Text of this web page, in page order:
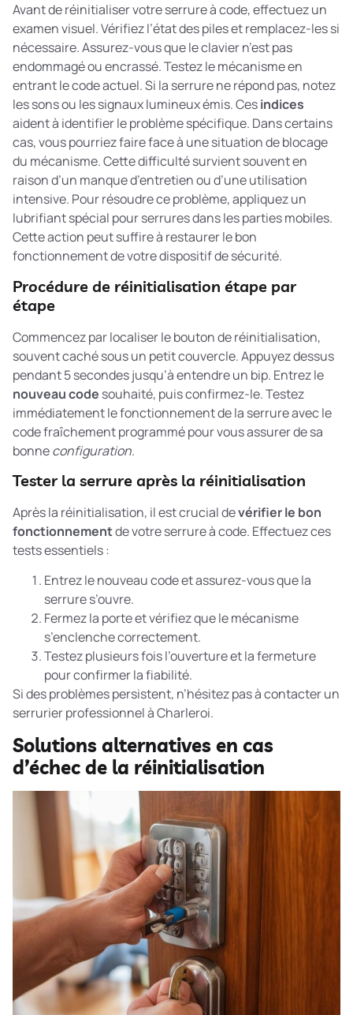
Avant de réinitialiser votre serrure à code, effectuez un
examen visuel. Vérifiez l’état des piles et remplacez-les si
nécessaire. Assurez-vous que le clavier n’est pas
endommagé ou encrassé. Testez le mécanisme en
entrant le code actuel. Si la serrure ne répond pas, notez
les sons ou les signaux lumineux émis. Cesindices
aident à identifier le problème spécifique. Dans certains
cas, vous pourriez faire face à une situation deblocage
du mécanisme. Cette difficulté survient souvent en
raison d’un manque d’entretien ou d’une utilisation
intensive. Pour résoudre ce problème, appliquez un
lubrifiant spécial pour serrures dans les parties mobiles.
Cette action peut suffire à restaurer le bon
fonctionnement de votre dispositif de sécurité.
Procédure de réinitialisation étape par
étape
Commencez par localiser le bouton de réinitialisation,
souvent caché sous un petit couvercle. Appuyez dessus
pendant 5 secondes jusqu’à entendre un bip. Entrez le
nouveau code souhaité, puis confirmez-le. Testez
immédiatement le fonctionnement de la serrure avec le
code fraîchement programmé pour vous assurer de sa
bonneconfiguration.
Tester la serrure après la réinitialisation
Après la réinitialisation, il est crucial devérifier le bon
fonctionnementde votre serrure à code. Effectuez ces
tests essentiels :
Entrez le nouveau code et assurez-vous que la
serrure s’ouvre.
Fermez la porte et vérifiez que le mécanisme
s’enclenche correctement.
Testez plusieurs fois l’ouverture et la fermeture
pour confirmer la fiabilité.
Si des problèmes persistent, n’hésitez pas à contacter un
serrurier professionnel à Charleroi.
Solutions alternatives en cas
d’échec de la réinitialisation